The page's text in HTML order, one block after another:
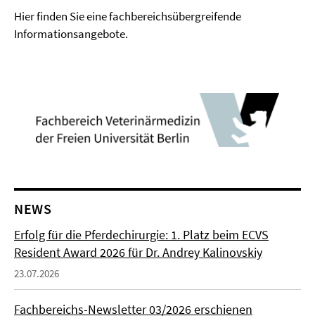
Hier finden Sie eine fachbereichsübergreifende
Informationsangebote.
NEWS
Erfolg für die Pferdechirurgie: 1. Platz beim ECVS
Resident Award 2026 für Dr. Andrey Kalinovskiy
23.07.2026
Fachbereichs-Newsletter 03/2026 erschienen